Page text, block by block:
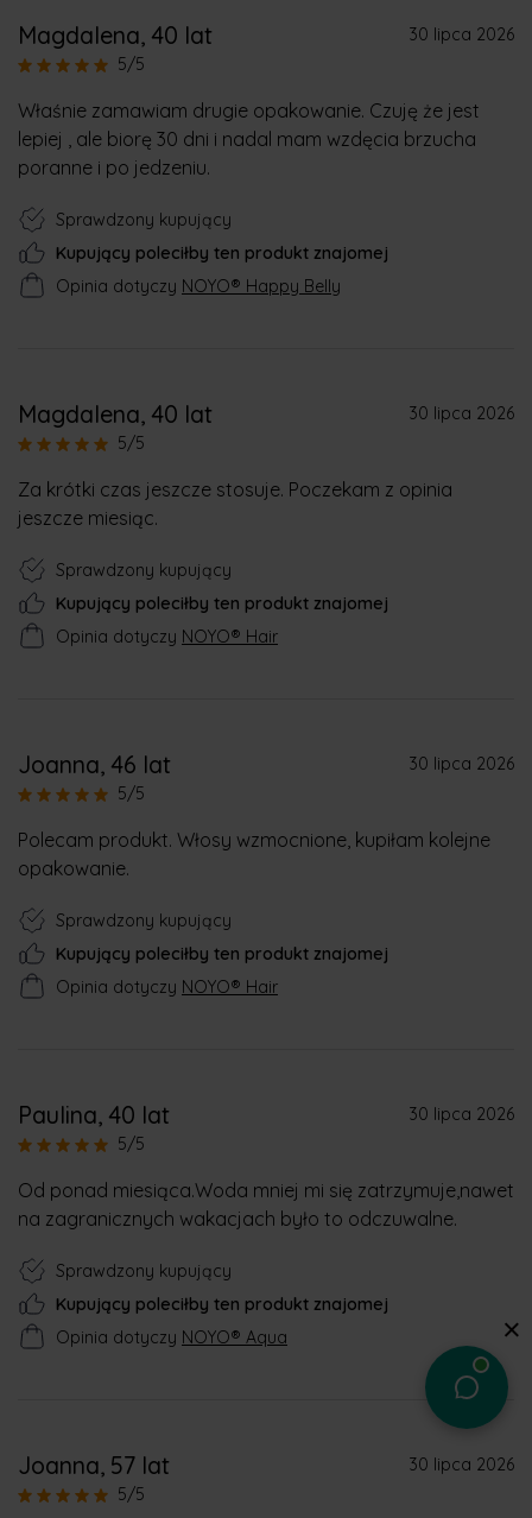
Magdalena, 40 lat
30 lipca 2026
5/5
Właśnie zamawiam drugie opakowanie. Czuję że jest
lepiej , ale biorę 30 dni i nadal mam wzdęcia brzucha
poranne i po jedzeniu.
Sprawdzony kupujący
Kupujący poleciłby ten produkt znajomej
Opinia dotyczy NOYO® Happy Belly
Magdalena, 40 lat
30 lipca 2026
5/5
Za krótki czas jeszcze stosuje. Poczekam z opinia
jeszcze miesiąc.
Sprawdzony kupujący
Kupujący poleciłby ten produkt znajomej
Opinia dotyczy NOYO® Hair
Joanna, 46 lat
30 lipca 2026
5/5
Polecam produkt. Włosy wzmocnione, kupiłam kolejne
opakowanie.
Sprawdzony kupujący
Kupujący poleciłby ten produkt znajomej
Opinia dotyczy NOYO® Hair
Paulina, 40 lat
30 lipca 2026
5/5
Od ponad miesiąca.Woda mniej mi się zatrzymuje,nawet
na zagranicznych wakacjach było to odczuwalne.
Sprawdzony kupujący
Kupujący poleciłby ten produkt znajomej
Opinia dotyczy NOYO® Aqua
Joanna, 57 lat
30 lipca 2026
5/5